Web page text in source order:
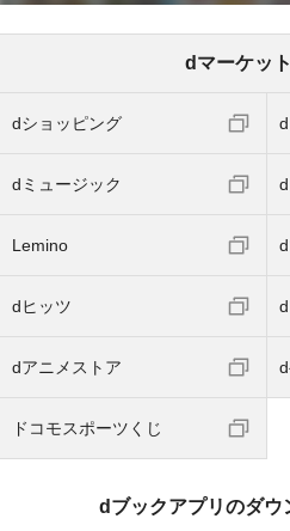
dマーケッ
dショッピング
dミュージック
Lemino
dヒッツ
dアニメストア
ドコモスポーツくじ
dブックアプリのダウ